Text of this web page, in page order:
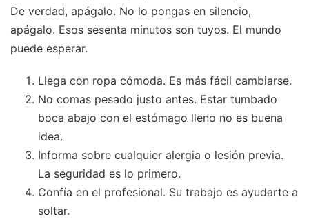
De verdad, apágalo. No lo pongas en silencio,
apágalo. Esos sesenta minutos son tuyos. El mundo
puede esperar.
Llega con ropa cómoda. Es más fácil cambiarse.
No comas pesado justo antes. Estar tumbado
boca abajo con el estómago lleno no es buena
idea.
Informa sobre cualquier alergia o lesión previa.
La seguridad es lo primero.
Confía en el profesional. Su trabajo es ayudarte a
soltar.